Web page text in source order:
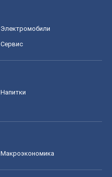
Электромобили
Сервис
Напитки
Mакроэкономика